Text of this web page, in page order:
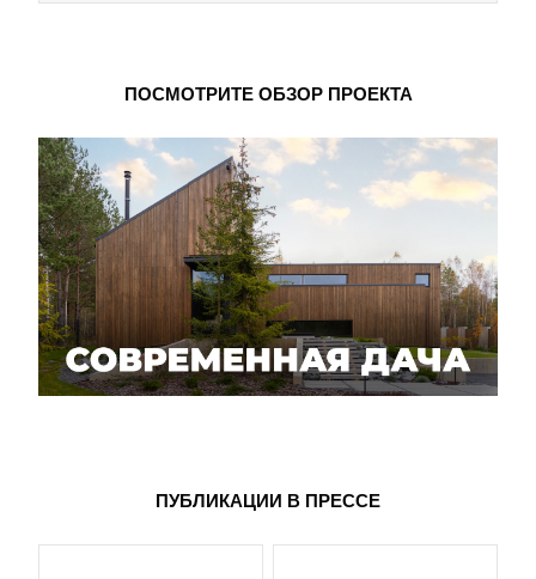
ПОСМОТРИТЕ ОБЗОР ПРОЕКТА
ПУБЛИКАЦИИ В ПРЕССЕ